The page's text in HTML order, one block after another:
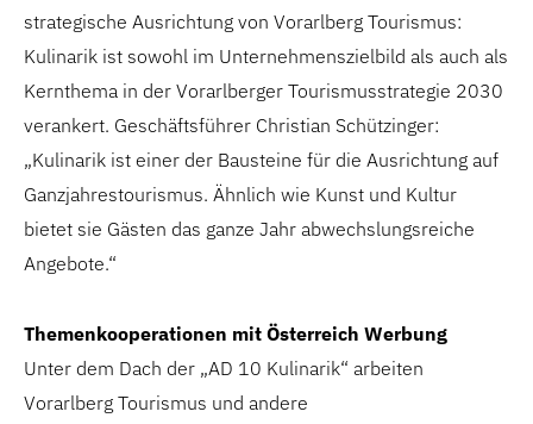
strategische Ausrichtung von Vorarlberg Tourismus:
Kulinarik ist sowohl im Unternehmenszielbild als auch als
Kernthema in der Vorarlberger Tourismusstrategie 2030
verankert. Geschäftsführer Christian Schützinger:
„Kulinarik ist einer der Bausteine für die Ausrichtung auf
Ganzjahrestourismus. Ähnlich wie Kunst und Kultur
bietet sie Gästen das ganze Jahr abwechslungsreiche
Angebote.“
Themenkooperationen mit Österreich Werbung
Unter dem Dach der „AD 10 Kulinarik“ arbeiten
Vorarlberg Tourismus und andere